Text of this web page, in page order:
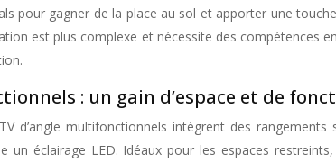
pour gagner de la place au sol et apporter une
est plus complexe et nécessite des compétences
: un gain d’espace et de
d’angle multifonctionnels intègrent des
un éclairage LED. Idéaux pour les espaces